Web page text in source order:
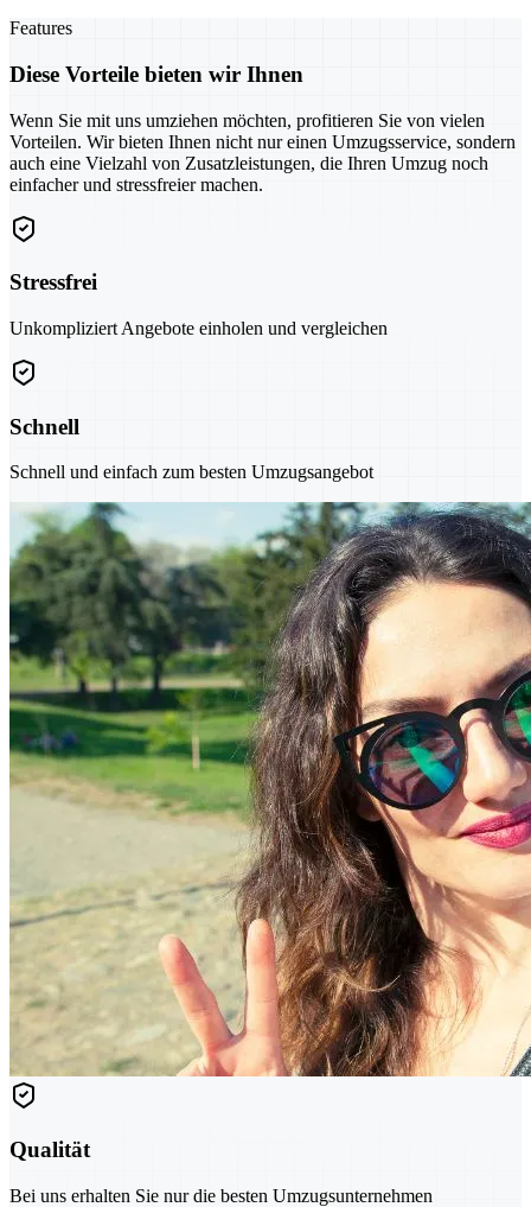
Features
Diese Vorteile bieten wir Ihnen
Wenn Sie mit uns umziehen möchten, profitieren Sie von vielen
Vorteilen. Wir bieten Ihnen nicht nur einen Umzugsservice, sondern
auch eine Vielzahl von Zusatzleistungen, die Ihren Umzug noch
einfacher und stressfreier machen.
Stressfrei
Unkompliziert Angebote einholen und vergleichen
Schnell
Schnell und einfach zum besten Umzugsangebot
Qualität
Bei uns erhalten Sie nur die besten Umzugsunternehmen